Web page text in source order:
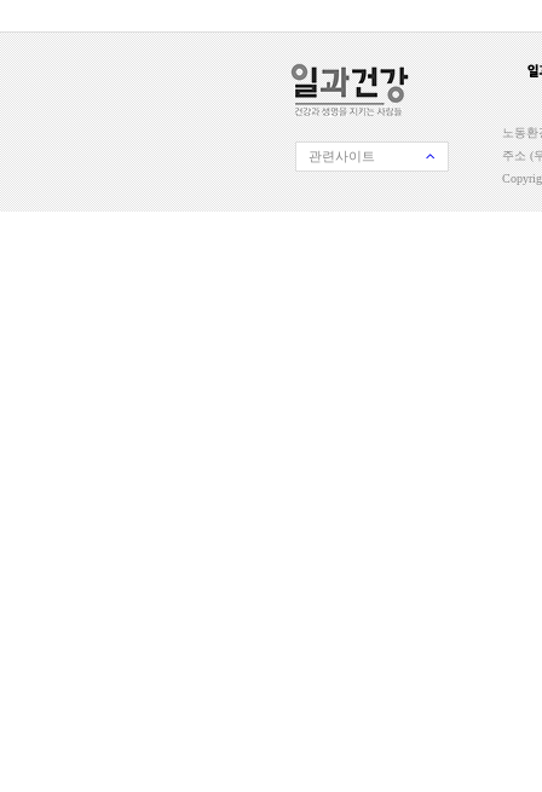
관련사이트
노동환
주소 (